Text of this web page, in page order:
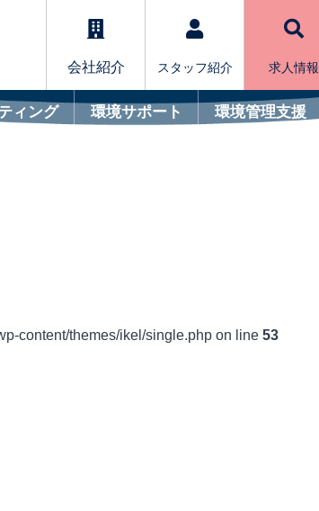
求人情報
スタッフ紹介
会社紹介
ィング 環境サポート 環境管理支援
content/themes/ikel/single.php on line 53